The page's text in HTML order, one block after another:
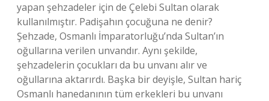
yapan şehzadeler için de Çelebi Sultan olarak
kullanılmıştır. Padişahın çocuğuna ne denir?
Şehzade, Osmanlı İmparatorluğu’nda Sultan’ın
oğullarına verilen unvandır. Aynı şekilde,
şehzadelerin çocukları da bu unvanı alır ve
oğullarına aktarırdı. Başka bir deyişle, Sultan hariç
Osmanlı hanedanının tüm erkekleri bu unvanı